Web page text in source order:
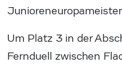
Um Platz 3 in der
Fernduell zwischen